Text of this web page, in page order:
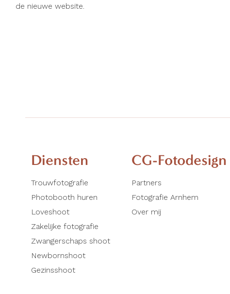
de nieuwe website.
Diensten
Trouwfotografie
Photobooth huren
Loveshoot
Zakelijke fotografie
Zwangerschaps shoot
Newbornshoot
Gezinsshoot
CG-Fotodesign
Partners
Fotografie Arnhem
Over mij